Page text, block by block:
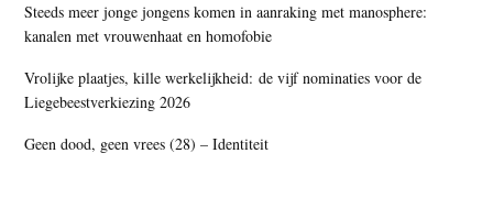
Steeds meer jonge jongens komen in aanraking met manosphere:
kanalen met vrouwenhaat en homofobie
Vrolijke plaatjes, kille werkelijkheid: de vijf nominaties voor de
Liegebeestverkiezing 2026
Geen dood, geen vrees (28) – Identiteit